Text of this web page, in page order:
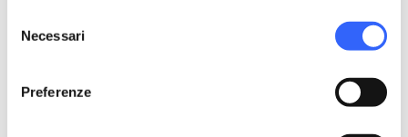
delNecessari
PreferenzeFacile